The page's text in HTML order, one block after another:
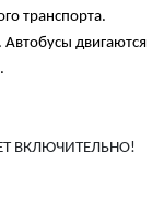
транспорта.
Автобусы двигаются
ВКЛЮЧИТЕЛЬНО!